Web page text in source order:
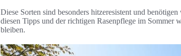
Diese Sorten sind besonders hitzeresistent und
diesen Tipps und der richtigen Rasenpflege im Sommer
bleiben.